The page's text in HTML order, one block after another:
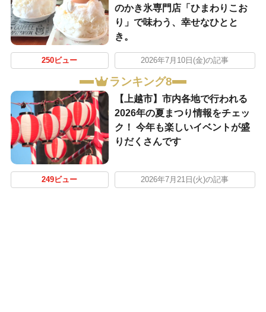
のかき氷専門店「ひまわりこお
り」で味わう、幸せなひとと
き。
250ビュー 2026年7月10日(金)の記事
ランキング8
【上越市】市内各地で行われる
2026年の夏まつり情報をチェッ
ク！ 今年も楽しいイベントが盛
りだくさんです
249ビュー 2026年7月21日(火)の記事